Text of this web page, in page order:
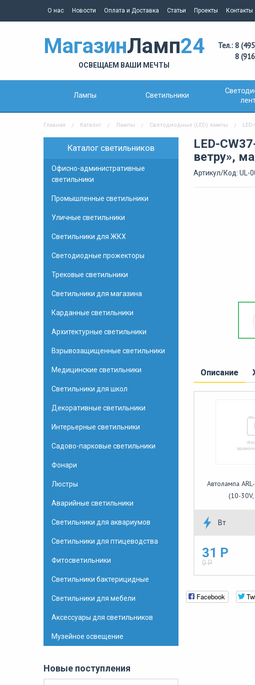
О нас Новости Оплата и Доставка Статьи Проекты Контакты
МагазинЛамп24
ОСВЕЩАЕМ ВАШИ МЕЧТЫ
Тел.: 8
8
Лампы Светильники
Главная Каталог Лампы Светодиодные (LED) лампы
Каталог светильников
Офисно-административные
светильники
Промышленные светильники
Уличные светильники
Светильники для ЖКХ
Светодиодные прожекторы
Трековые светильники
Светильники для магазина
Карданные светильники
Архитектурные светильники
Взрывозащищенные светильники
Медицинские светильники
Светильники для школ
Декоративные светильники
Интерьерные светильники
Садово-парковые светильники
Фонари
Люстры
Аварийные светильники
Светильники для аквариумов
Светильники для птицеводства
Фитосветильники
Светильники бактерицидные
Светильники для мебели
Аксессуары для светильников
Музейное освещение
Новые поступления
LED-
ветру»,
Артикул/Код: UL-
Описание
Автолампа
(10-
Вт
31 Р
0 Р
Facebook